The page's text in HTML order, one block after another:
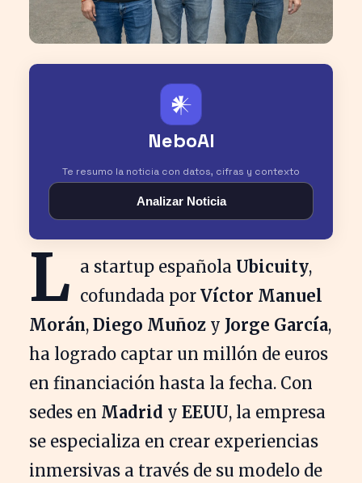
𒀭
NeboAI
Te resumo la noticia con datos, cifras y contexto
Analizar Noticia
L a startup española Ubicuity,
cofundada por Víctor Manuel
Morán, Diego Muñoz y Jorge García,
ha logrado captar un millón de euros
en financiación hasta la fecha. Con
sedes en Madrid y EEUU, la empresa
se especializa en crear experiencias
inmersivas a través de su modelo de